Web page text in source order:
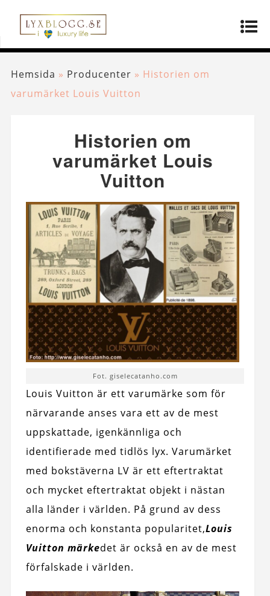
Hemsida » Producenter » Historien om
varumärket Louis Vuitton
Historien om
varumärket Louis
Vuitton
Fot. giselecatanho.com
Louis Vuitton är ett varumärke som för
närvarande anses vara ett av de mest
uppskattade, igenkännliga och
identifierade med tidlös lyx. Varumärket
med bokstäverna LV är ett eftertraktat
och mycket eftertraktat objekt i nästan
alla länder i världen. På grund av dess
enorma och konstanta popularitet,Louis
Vuitton märkedet är också en av de mest
förfalskade i världen.